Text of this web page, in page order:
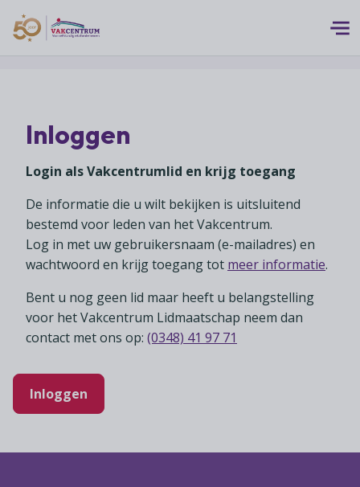
Agenda
MEERwaarde
Duurzaamheid
Franchise
Innovatie
Klanten
Ondernemerschap
Branches
Branches overzicht
Supermarkten
Foodspecialiteitenwinkels
Biologische speciaalzaken
Drogisterijen
Drankenspeciaalzaken
Koken en tafelen
Zoetwarenwinkels
Advies
Advies overzicht
Bedrijfsjuridisch advies
Bedrijfseconomisch advies
Franchise advies
Verenigingsondersteuning
Fiscaal advies
Tarieven en voorwaarden
Vakcentrum Expertise
Belangenbehartiging
Advies
Kennis & inspiratie
Publicatieoverzicht
Over Vakcentrum
Over Vakcentrum overzicht
Besturen
Statuten
Ons team
Inloggen
Login als Vakcentrumlid en krijg toegang
De informatie die u wilt bekijken is uitsluitend
bestemd voor leden van het Vakcentrum.
Log in met uw gebruikersnaam (e-mailadres) en
wachtwoord en krijg toegang tot meer informatie.
Bent u nog geen lid maar heeft u belangstelling
voor het Vakcentrum Lidmaatschap neem dan
contact met ons op: (0348) 41 97 71
Inloggen